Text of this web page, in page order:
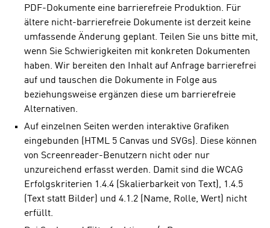
PDF-Dokumente eine barrierefreie Produktion. Für
ältere nicht-barrierefreie Dokumente ist derzeit keine
umfassende Änderung geplant. Teilen Sie uns bitte mit,
wenn Sie Schwierigkeiten mit konkreten Dokumenten
haben. Wir bereiten den Inhalt auf Anfrage barrierefrei
auf und tauschen die Dokumente in Folge aus
beziehungsweise ergänzen diese um barrierefreie
Alternativen.
Auf einzelnen Seiten werden interaktive Grafiken
eingebunden (HTML 5 Canvas und SVGs). Diese können
von Screenreader-Benutzern nicht oder nur
unzureichend erfasst werden. Damit sind die WCAG
Erfolgskriterien 1.4.4 (Skalierbarkeit von Text), 1.4.5
(Text statt Bilder) und 4.1.2 (Name, Rolle, Wert) nicht
erfüllt.